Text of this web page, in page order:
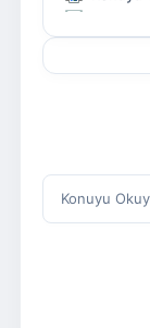
Konuyu